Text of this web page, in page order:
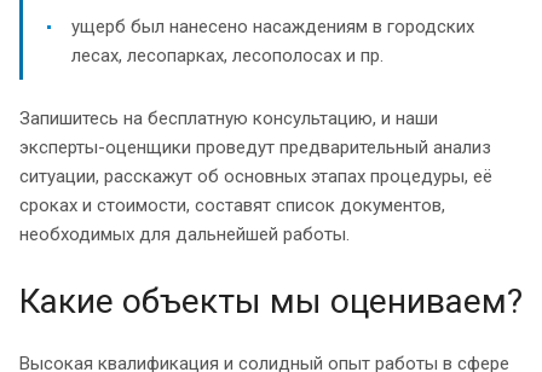
ущерб был нанесено насаждениям в городских
лесах, лесопарках, лесополосах и пр.
Запишитесь на бесплатную консультацию, и наши
эксперты-оценщики проведут предварительный анализ
ситуации, расскажут об основных этапах процедуры, её
сроках и стоимости, составят список документов,
необходимых для дальнейшей работы.
Какие объекты мы оцениваем?
Высокая квалификация и солидный опыт работы в сфере